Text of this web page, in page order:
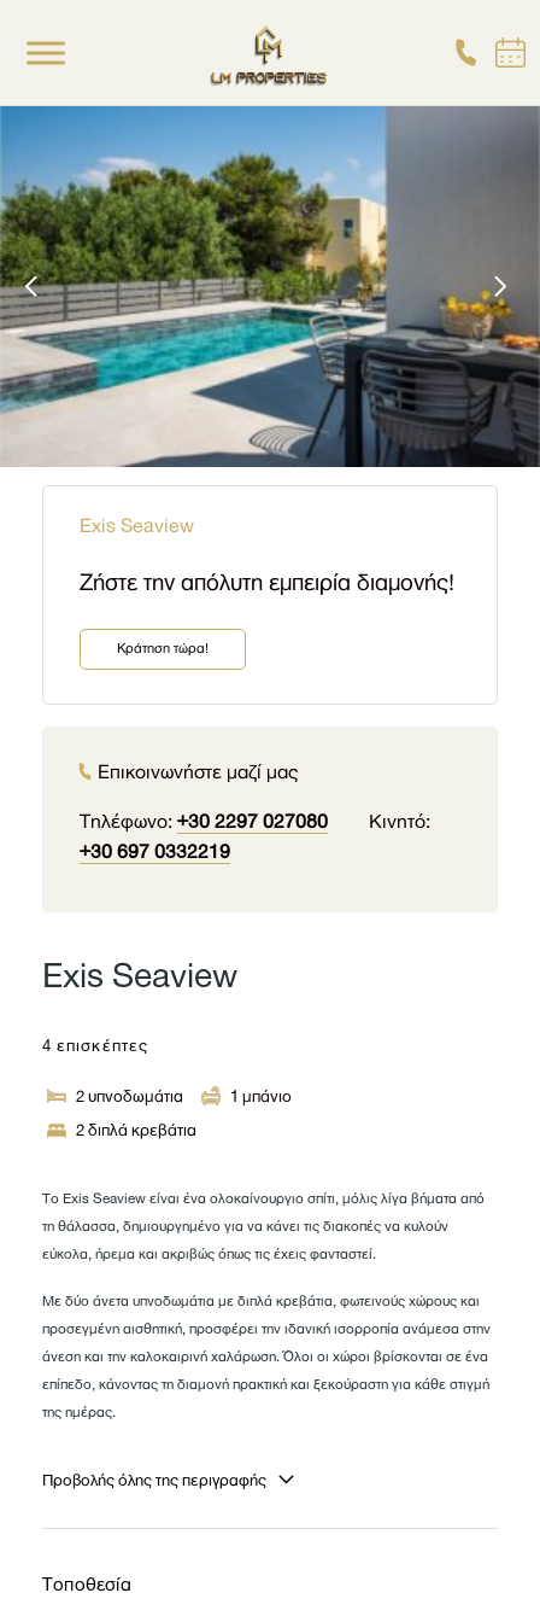
Exis Seaview
Zήστε την απόλυτη εμπειρία διαμονής!
Kράτηση τώρα!
Επικοινωνήστε μαζί μας
Τηλέφωνο: +30 2297 027080
Κινητό:
+30 697 0332219
Exis Seaview
4 επισκέπτες
2 υπνοδωμάτια 1 μπάνιο
2 διπλά κρεβάτια
Το Exis Seaview είναι ένα ολοκαίνουργιο σπίτι, μόλις λίγα βήματα από
τη θάλασσα, δημιουργημένο για να κάνει τις διακοπές να κυλούν
εύκολα, ήρεμα και ακριβώς όπως τις έχεις φανταστεί.
Με δύο άνετα υπνοδωμάτια με διπλά κρεβάτια, φωτεινούς χώρους και
προσεγμένη αισθητική, προσφέρει την ιδανική ισορροπία ανάμεσα στην
άνεση και την καλοκαιρινή χαλάρωση. Όλοι οι χώροι βρίσκονται σε ένα
επίπεδο, κάνοντας τη διαμονή πρακτική και ξεκούραστη για κάθε στιγμή
της ημέρας.
γεύματα και καλοκαιρινές βραδιές στην εξωτερική τραπεζαρία και ζήσε
Προβολής όλης της περιγραφής
Τοποθεσία